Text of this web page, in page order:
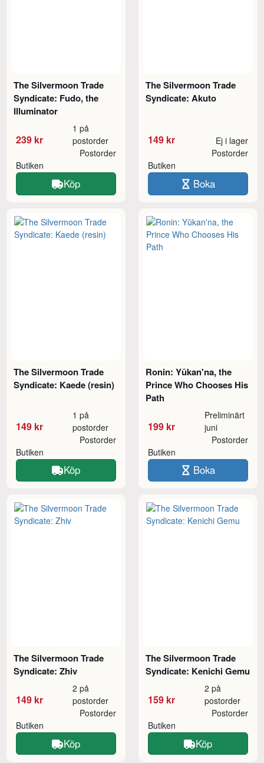
The Silvermoon Trade
Syndicate: Fudo, the
Illuminator
239 kr
1 på
postorder
Butiken
Postorder
Köp
The Silvermoon Trade
Syndicate: Akuto
149 kr Ej i lager
Butiken
Postorder
Boka
The Silvermoon Trade
Syndicate: Kaede (resin)
149 kr
1 på
postorder
Butiken
Postorder
Köp
Ronin: Yūkan'na, the
Prince Who Chooses His
Path
199 kr
Preliminärt
juni
Butiken
Postorder
Boka
The Silvermoon Trade
Syndicate: Zhiv
149 kr
2 på
postorder
Butiken
Postorder
Köp
The Silvermoon Trade
Syndicate: Kenichi Gemu
159 kr
2 på
postorder
Butiken
Postorder
Köp